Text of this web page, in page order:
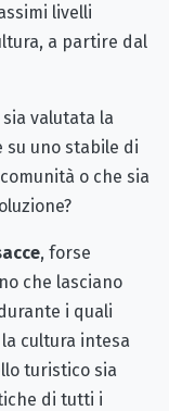
livelli
a partire dal
valutata la
uno stabile di
o che sia
, forse
che lasciano
i quali
cultura intesa
turistico sia
di tutti i